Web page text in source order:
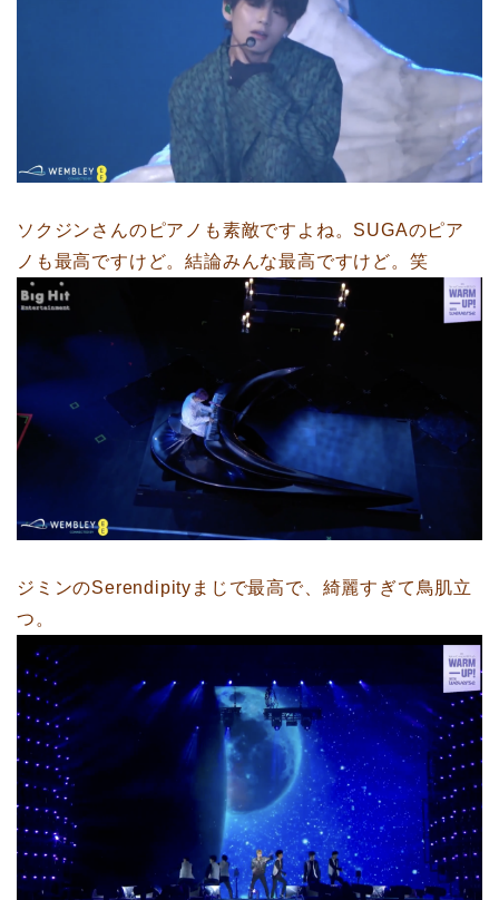
ソクジンさんのピアノも素敵ですよね。SUGAのピア
ノも最高ですけど。結論みんな最高ですけど。笑
ジミンのSerendipityまじで最高で、綺麗すぎて鳥肌立
つ。